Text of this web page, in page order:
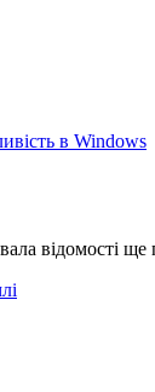
в Windows
відомості